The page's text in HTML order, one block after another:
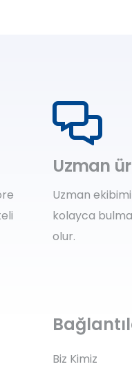
Uzman
Uzman
kolayca
olur.
Biz Kimiz